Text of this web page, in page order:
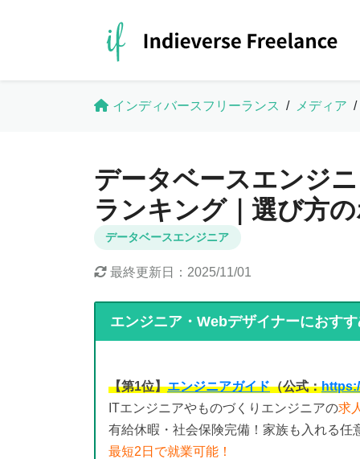
インディバースフリーランス / メディア /
データベースエンジ
ランキング｜選び方
データベースエンジニア
最終更新日： 2025/11/01
エンジニア・Webデザイナーにおす
【第1位】エンジニアガイド（公式：
ITエンジニアやものづくりエンジニアの求
有給休暇・社会保険完備！家族も入れる任
最短2日で就業可能！